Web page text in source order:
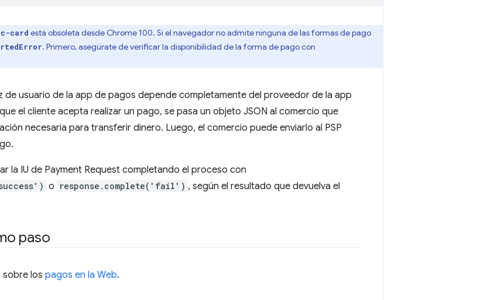
card está obsoleta desde Chrome 100. Si el navegador no admite ninguna de las formas de pago
. Primero, asegúrate de verificar la disponibilidad de la forma de pago con
de usuario de la app de pagos depende completamente del proveedor de la app
el cliente acepta realizar un pago, se pasa un objeto JSON al comercio que
necesaria para transferir dinero. Luego, el comercio puede enviarlo al PSP
la IU de Payment Request completando el proceso con
o response.complete('fail') , según el resultado que devuelva el
paso
sobre los pagos en la Web.